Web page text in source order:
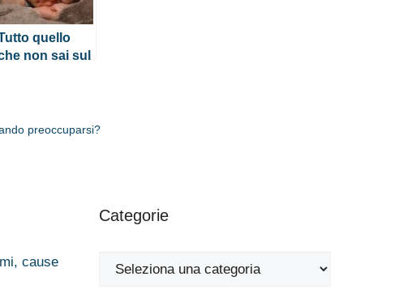
quello
non sai sul
preoccuparsi?
cause
Categorie
Categorie